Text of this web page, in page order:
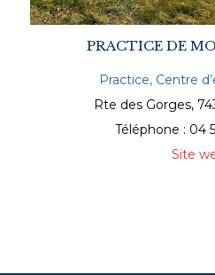
PRACTICE DE
Practice, Centre
Rte des Gorges,
Téléphone : 04
Site